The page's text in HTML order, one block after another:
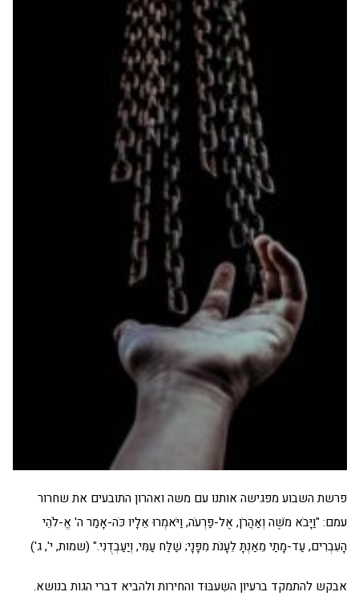
פרשת השבוע מפגישה אותנו עם משה ואהרון התובעים את שחרור
עמם: "וַיָּבֹא מֹשֶׁה וְאַהֲרֹן, אֶל-פַּרְעֹה, וַיֹּאמְרוּ אֵלָיו כֹּה-אָמַר ה' אֱ-לֹהֵי
הָעִבְרִים, עַד-מָתַי מֵאַנְתָּ לֵעָנֹת מִפָּנָי; שַׁלַּח עַמִּי, וְיַעַבְדֻנִי." (שמות, י', ג')
אבקש להתמקד ברעיון השִעבּוּד והחירות ולהביא דברי הגות בנושא.